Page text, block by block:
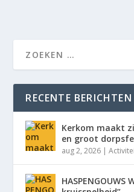
RECENTE BERICHTEN
Kerkom maakt
en groot
aug 2, 2026 |
HASPENGOUWS